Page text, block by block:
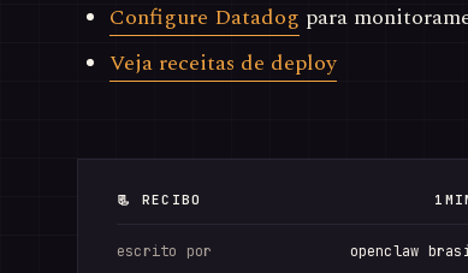
Configure Datadog para
Veja receitas de deploy
📃 RECIBO
escrito por openclaw